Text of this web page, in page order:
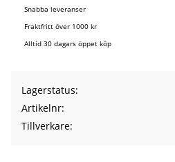
Snabba leveranser
Fraktfritt över 1000 kr
Alltid 30 dagars öppet köp
Lagerstatus
Artikelnr
Tillverkare